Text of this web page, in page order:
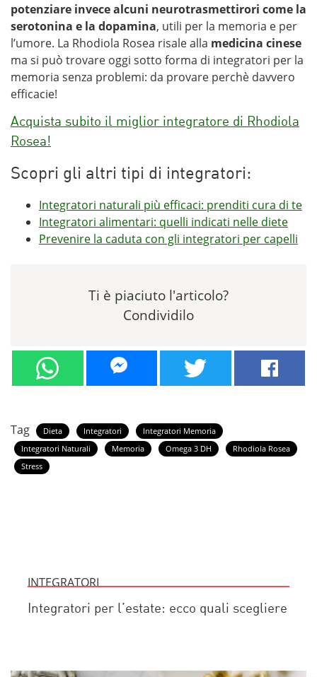
potenziare invece alcuni neurotrasmettirori come la
serotonina e la dopamina, utili per la memoria e per
l’umore. La Rhodiola Rosea risale alla medicina cinese
ma si può trovare oggi sotto forma di integratori per la
memoria senza problemi: da provare perchè davvero
efficacie!
Acquista subito il miglior integratore di Rhodiola
Rosea!
Scopri gli altri tipi di integratori:
Integratori naturali più efficaci: prenditi cura di te
Integratori alimentari: quelli indicati nelle diete
Prevenire la caduta con gli integratori per capelli
Ti è piaciuto l'articolo?
Condividilo
Tag Dieta Integratori
Integratori Memoria
Integratori Naturali
Memoria Omega 3 DH
Rhodiola Rosea
Stress
INTEGRATORI
Integratori per l’estate: ecco quali scegliere